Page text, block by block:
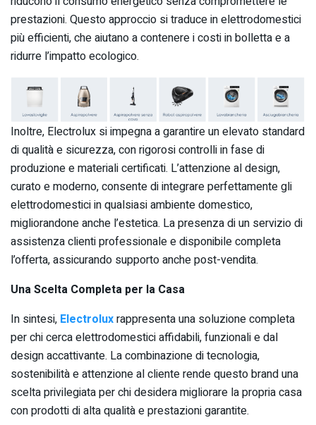
prestazioni. Questo approccio si traduce in elettrodomestici
più efficienti, che aiutano a contenere i costi in bolletta e a
ridurre l’impatto ecologico.
Inoltre, Electrolux si impegna a garantire un elevato standard
di qualità e sicurezza, con rigorosi controlli in fase di
produzione e materiali certificati. L’attenzione al design,
curato e moderno, consente di integrare perfettamente gli
elettrodomestici in qualsiasi ambiente domestico,
migliorandone anche l’estetica. La presenza di un servizio di
assistenza clienti professionale e disponibile completa
l’offerta, assicurando supporto anche post-vendita.
Una Scelta Completa per la Casa
In sintesi, Electroluxrappresenta una soluzione completa
per chi cerca elettrodomestici affidabili, funzionali e dal
design accattivante. La combinazione di tecnologia,
sostenibilità e attenzione al cliente rende questo brand una
scelta privilegiata per chi desidera migliorare la propria casa
con prodotti di alta qualità e prestazioni garantite.